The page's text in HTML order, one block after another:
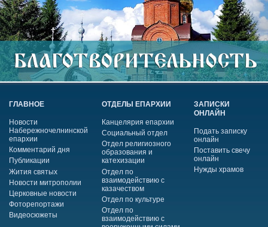
ГЛАВНОЕ
Новости
Набережночелнинской
епархии
Комментарий дня
Публикации
Жития святых
Новости митрополии
Церковные новости
Фоторепортажи
Видеосюжеты
ОТДЕЛЫ ЕПАРХИИ
Канцелярия епархии
Социальный отдел
Отдел религиозного
образования и
катехизации
Отдел по
взаимодействию с
казачеством
Отдел по культуре
Отдел по
взаимодействию с
ЗАПИСКИ
ОНЛАЙН
Подать записку
онлайн
Поставить свечу
онлайн
Нужды храмов